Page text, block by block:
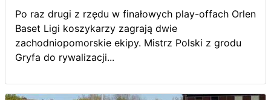
Po raz drugi z rzędu w finałowych play-offach Orlen
Baset Ligi koszykarzy zagrają dwie
zachodniopomorskie ekipy. Mistrz Polski z grodu
Gryfa do rywalizacji...